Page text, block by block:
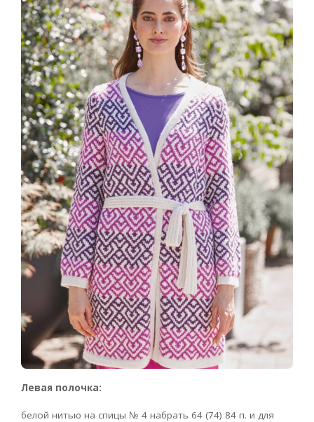
Левая полочка:
белой нитью на спицы № 4 набрать 64 (74) 84 п. и для